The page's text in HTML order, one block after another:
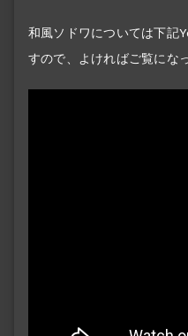
和風ソドワについては下記
すので、よければご覧にな